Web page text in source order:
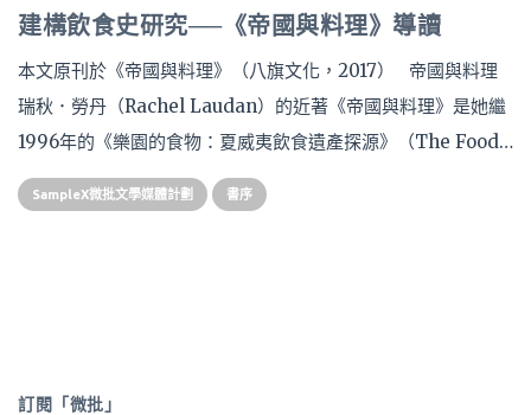
建構飲食史研究──《帝國與料理》導讀
本文原刊於《帝國與料理》（八旗文化，2017） 帝國與料理
瑞秋．勞丹（Rachel Laudan）的近著《帝國與料理》是她繼
1996年的《樂園的食物：夏威夷飲食遺產探源》（The Food…
SampleX微批文學媒體計劃 書序
訂閱「微批」